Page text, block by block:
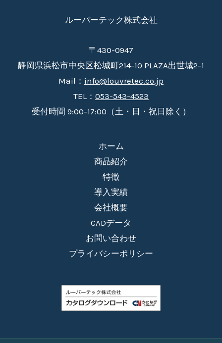
ルーバーテック株式会社
〒430-0947
静岡県浜松市中央区松城町214-10 PLAZA出世城2-1
Mail： info@louvretec.co.jp
TEL： 053-543-4523
受付時間 9:00-17:00（土・日・祝日除く）
ホーム
商品紹介
特徴
導入実績
会社概要
CADデータ
お問い合わせ
プライバシーポリシー